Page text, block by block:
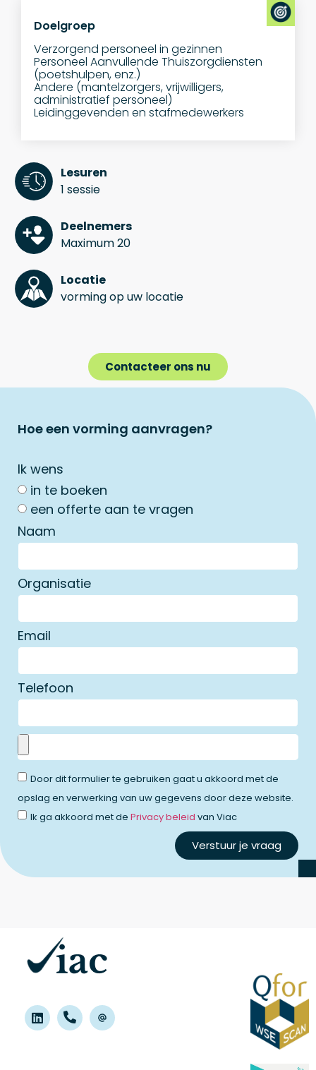
Doelgroep
Verzorgend personeel in gezinnen
Personeel Aanvullende Thuiszorgdiensten
(poetshulpen, enz.)
Andere (mantelzorgers, vrijwilligers,
administratief personeel)
Leidinggevenden en stafmedewerkers
Lesuren
1 sessie
Deelnemers
Maximum 20
Locatie
vorming op uw locatie
Contacteer ons nu
Hoe een vorming aanvragen?
Ik wens
in te boeken
een offerte aan te vragen
Naam
Organisatie
Email
Telefoon
Door dit formulier te gebruiken gaat u akkoord met de
opslag en verwerking van uw gegevens door deze website.
Ik ga akkoord met de Privacy beleid van Viac
Verstuur je vraag